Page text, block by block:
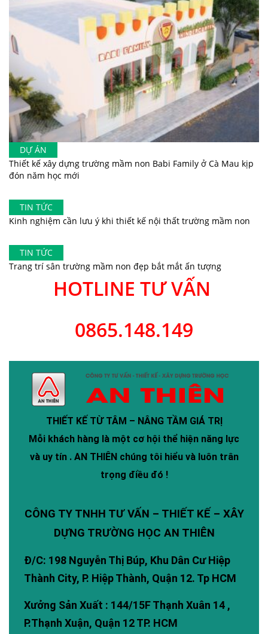
DỰ ÁN
Thiết kế xây dựng trường mầm non Babi Family ở Cà Mau kịp
đón năm học mới
TIN TỨC
Kinh nghiệm cần lưu ý khi thiết kế nội thất trường mầm non
TIN TỨC
Trang trí sân trường mầm non đẹp bắt mắt ấn tượng
HOTLINE TƯ VẤN
0865.148.149
THIẾT KẾ TỪ TÂM – NÂNG TẦM GIÁ TRỊ
Mỗi khách hàng là một cơ hội thể hiện năng lực
và uy tín . AN THIÊNchúng tôi hiểu và luôn trân
trọng điều đó !
CÔNG TY TNHH TƯ VẤN – THIẾT KẾ – XÂY
DỰNG TRƯỜNG HỌC AN THIÊN
Đ/C: 198 Nguyễn Thị Búp, Khu Dân Cư Hiệp
Thành City, P. Hiệp Thành, Quận 12. Tp HCM
Xưởng Sản Xuất : 144/15F Thạnh Xuân 14 ,
P.Thạnh Xuận, Quận 12 TP. HCM